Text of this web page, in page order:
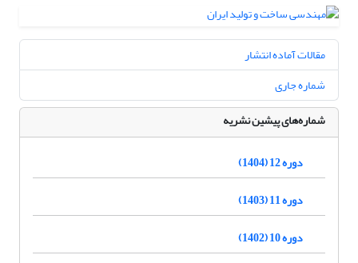
مقالات آماده انتشار
شماره جاری
شماره‌های پیشین نشریه
دوره 12 (1404)
دوره 11 (1403)
دوره 10 (1402)